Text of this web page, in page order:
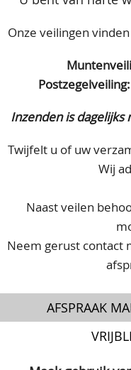
Onze veilingen
Postzegelveiling:
Inzenden is
Twijfelt u of uw
Wij
Naast veilen
Neem gerust contact
AFSPRAAK